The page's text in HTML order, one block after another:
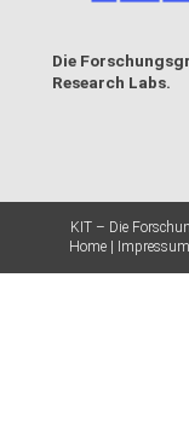
Die
Research Labs.
KIT – Die
Home
Impressum